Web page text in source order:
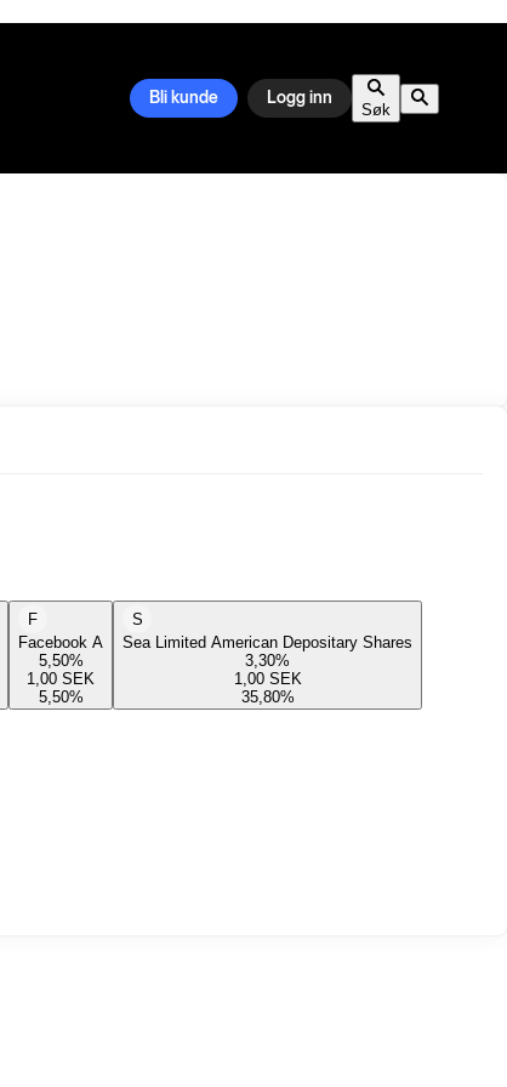
Bli kunde Logg inn
Søk
F
Facebook A
5,50%
1,00 SEK
5,50%
S
Sea Limited American Depositary Shares
3,30%
1,00 SEK
35,80%